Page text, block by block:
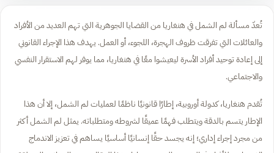
تُعدّ مسألة لم الشمل في هنغاريا من القضايا الجوهرية التي تهم العديد من الأفراد
والعائلات التي تفرقت ظروف الهجرة، اللجوء، أو العمل. يهدف هذا الإجراء القانوني
إلى إعادة توحيد أفراد الأسرة ليعيشوا معًا في هنغاريا، مما يوفر لهم الاستقرار النفسي
والاجتماعي.
تُقدم هنغاريا، كدولة أوروبية، إطارًا قانونيًا ناظمًا لعمليات لم الشمل، إلا أن هذا
الإطار يتسم بالدقة ويتطلب فهمًا عميقًا لشروطه ومتطلباته. يمثل لم الشمل أكثر
من مجرد إجراء إداري؛ إنه يجسد حقًا إنسانيًا أساسيًا يساهم في تعزيز الاندماج